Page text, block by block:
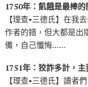
1750年：飢餓是最棒的
【理查•三德氏】在我
作者的錯，但大都是出
備，自己懺悔……
1751年：狡詐多計，主
【理查•三德氏】讀者